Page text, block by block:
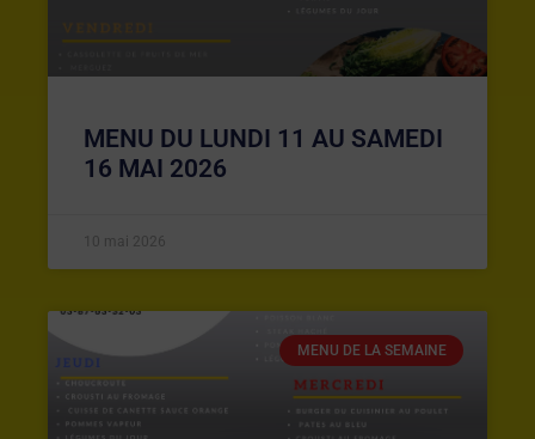
MENU DU LUNDI 11 AU SAMEDI
16 MAI 2026
10 mai 2026
MENU DE LA SEMAINE